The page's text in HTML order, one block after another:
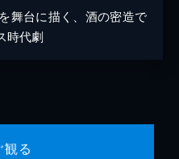
舞台に描く、酒の密造で
時代劇
観る